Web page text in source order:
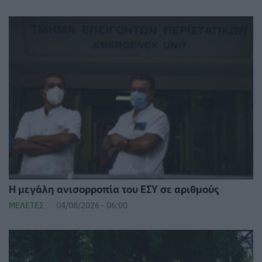
Η μεγάλη ανισορροπία του ΕΣΥ σε αριθμούς
ΜΕΛΈΤΕΣ 04/08/2026 - 06:00